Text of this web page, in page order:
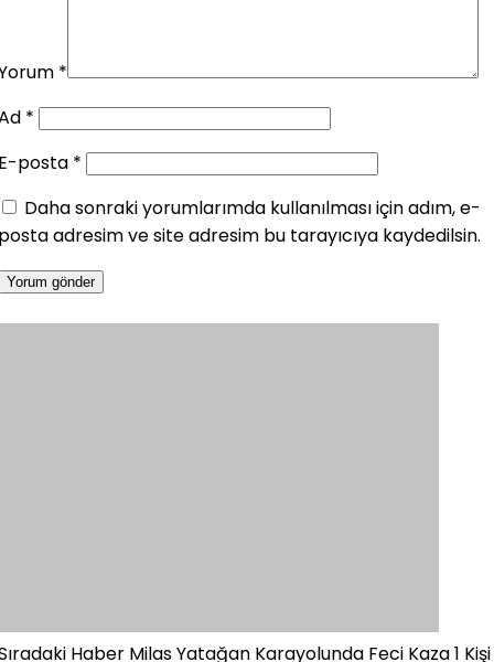
*
*
posta *
Daha sonraki yorumlarımda kullanılması için adım, e-
adresim ve site adresim bu tarayıcıya kaydedilsin.
Haber Milas Yatağan Karayolunda Feci Kaza 1 Kişi